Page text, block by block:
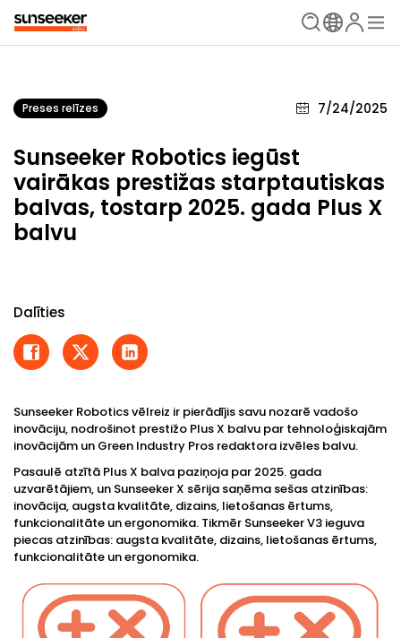
Preses relīzes 7/24/2025
Sunseeker Robotics iegūst
vairākas prestižas starptautiskas
balvas, tostarp 2025. gada Plus X
balvu
Dalīties
Sunseeker Robotics vēlreiz ir pierādījis savu nozarē vadošo
inovāciju, nodrošinot prestižo Plus X balvu par tehnoloģiskajām
inovācijām un Green Industry Pros redaktora izvēles balvu.
Pasaulē atzītā Plus X balva paziņoja par 2025. gada
uzvarētājiem, un Sunseeker X sērija saņēma sešas atzinības:
inovācija, augsta kvalitāte, dizains, lietošanas ērtums,
funkcionalitāte un ergonomika. Tikmēr Sunseeker V3 ieguva
piecas atzinības: augsta kvalitāte, dizains, lietošanas ērtums,
funkcionalitāte un ergonomika.